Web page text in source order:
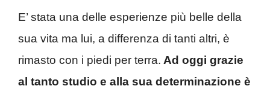
E’ stata una delle esperienze più belle della
sua vita ma lui, a differenza di tanti altri, è
rimasto con i piedi per terra. Ad oggi grazie
al tanto studio e alla sua determinazione è